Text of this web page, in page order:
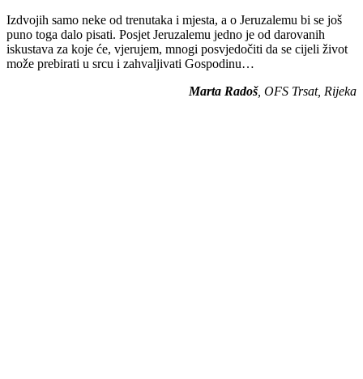
Izdvojih samo neke od trenutaka i mjesta, a o Jeruzalemu bi se još
puno toga dalo pisati. Posjet Jeruzalemu jedno je od darovanih
iskustava za koje će, vjerujem, mnogi posvjedočiti da se cijeli život
može prebirati u srcu i zahvaljivati Gospodinu…
Marta Radoš, OFS Trsat, Rijeka